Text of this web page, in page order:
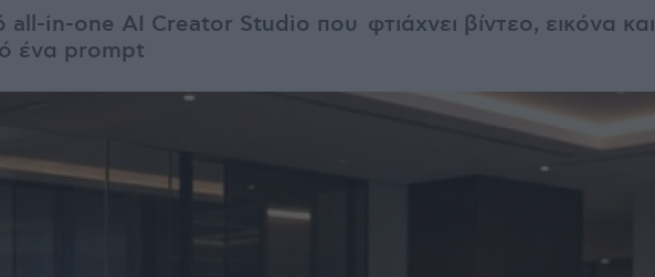
all-in-one AI Creator Studio που φτιάχνει βίντεο, εικόνα και
ένα prompt